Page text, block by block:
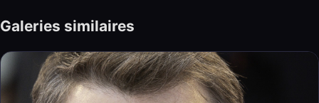
Galeries similaires